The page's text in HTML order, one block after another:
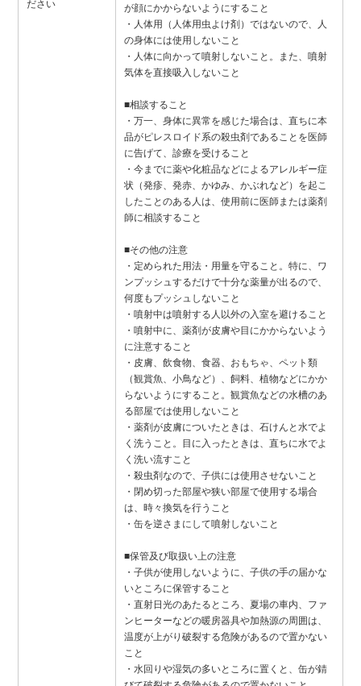
ださい
が顔にかからないようにすること
・人体用（人体用虫よけ剤）ではないので、人
の身体には使用しないこと
・人体に向かって噴射しないこと。また、噴射
気体を直接吸入しないこと
■相談すること
・万一、身体に異常を感じた場合は、直ちに本
品がピレスロイド系の殺虫剤であることを医師
に告げて、診療を受けること
・今までに薬や化粧品などによるアレルギー症
状（発疹、発赤、かゆみ、かぶれなど）を起こ
したことのある人は、使用前に医師または薬剤
師に相談すること
■その他の注意
・定められた用法・用量を守ること。特に、ワ
ンプッシュするだけで十分な薬量が出るので、
何度もプッシュしないこと
・噴射中は噴射する人以外の入室を避けること
・噴射中に、薬剤が皮膚や目にかからないよう
に注意すること
・皮膚、飲食物、食器、おもちゃ、ペット類
（観賞魚、小鳥など）、飼料、植物などにかか
らないようにすること。観賞魚などの水槽のあ
る部屋では使用しないこと
・薬剤が皮膚についたときは、石けんと水でよ
く洗うこと。目に入ったときは、直ちに水でよ
く洗い流すこと
・殺虫剤なので、子供には使用させないこと
・閉め切った部屋や狭い部屋で使用する場合
は、時々換気を行うこと
・缶を逆さまにして噴射しないこと
■保管及び取扱い上の注意
・子供が使用しないように、子供の手の届かな
いところに保管すること
・直射日光のあたるところ、夏場の車内、ファ
ンヒーターなどの暖房器具や加熱源の周囲は、
温度が上がり破裂する危険があるので置かない
こと
・水回りや湿気の多いところに置くと、缶が錆